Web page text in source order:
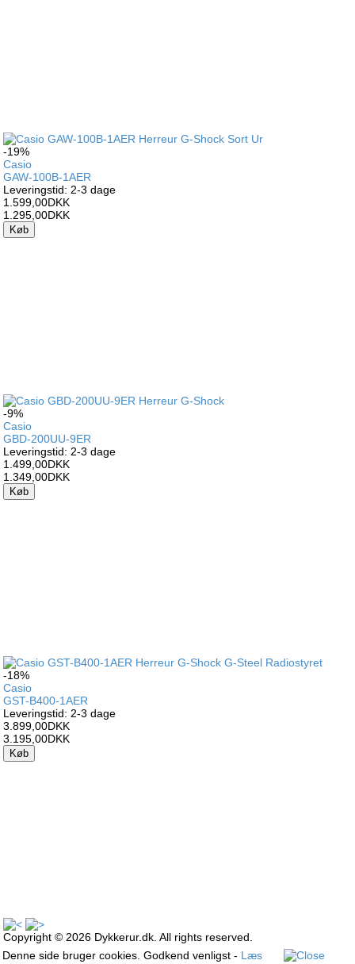
-19%
Casio
GAW-100B-1AER
Leveringstid: 2-3 dage
1.599,00DKK
1.295,00DKK
Køb
-9%
Casio
GBD-200UU-9ER
Leveringstid: 2-3 dage
1.499,00DKK
1.349,00DKK
Køb
-18%
Casio
GST-B400-1AER
Leveringstid: 2-3 dage
3.899,00DKK
3.195,00DKK
Køb
Copyright © 2026 Dykkerur.dk. All rights reserved.
Denne side bruger cookies. Godkend venligst - Læs